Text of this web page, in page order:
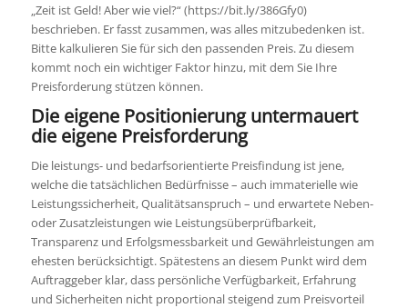
„Zeit ist Geld! Aber wie viel?“ (https://bit.ly/386Gfy0)
beschrieben. Er fasst zusammen, was alles mitzubedenken ist.
Bitte kalkulieren Sie für sich den passenden Preis. Zu diesem
kommt noch ein wichtiger Faktor hinzu, mit dem Sie Ihre
Preisforderung stützen können.
Die eigene Positionierung untermauert
die eigene Preisforderung
Die leistungs- und bedarfsorientierte Preisfindung ist jene,
welche die tatsächlichen Bedürfnisse – auch immaterielle wie
Leistungssicherheit, Qualitätsanspruch – und erwartete Neben-
oder Zusatzleistungen wie Leistungsüberprüfbarkeit,
Transparenz und Erfolgsmessbarkeit und Gewährleistungen am
ehesten berücksichtigt. Spätestens an diesem Punkt wird dem
Auftraggeber klar, dass persönliche Verfügbarkeit, Erfahrung
und Sicherheiten nicht proportional steigend zum Preisvorteil